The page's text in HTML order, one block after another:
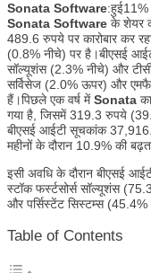
Sonata Software:हुई11%
Sonata Software के शेयर
489.6 रुपये पर कारोबार कर
(0.8% नीचे) पर है।बीएसई
सॉल्यूशंस (2.3% नीचे) और
सर्विसेज (2.0% ऊपर) और
हैं।पिछले एक वर्ष मेंSonata
गया है, जिसमें 319.3 रुपये
बीएसई आईटी सूचकांक
महीनों के दौरान 10.9% की
इसी अवधि के दौरान बीएसई
स्टॉक फर्स्टसोर्स सॉल्यूशंस
और पर्सिस्टेंट सिस्टम्स
Table of Contents